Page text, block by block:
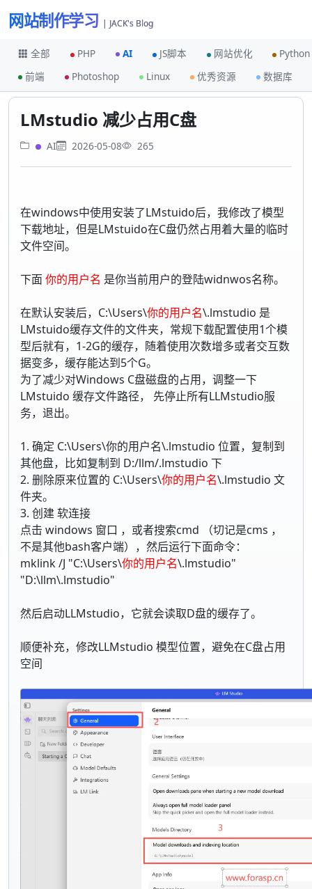
网站制作学习 | JACK's Blog
全部 PHP AI JS脚本 网站优化
Python
前端
Photoshop Linux 优秀资源 数据库
首页 LMstudio 减少占用C盘
LMstudio 减少占用C盘
AI 2026-05-08 265
在windows中使用安装了LMstuido后，我修改了模型
下载地址，但是LMstuido在C盘仍然占用着大量的临时
文件空间。
下面你的用户名 是你当前用户的登陆widnwos名称。
在默认安装后，C:\Users\你的用户名\.lmstudio 是
LMstuido缓存文件的文件夹，常规下载配置使用1个模
型后就有，1-2G的缓存，随着使用次数增多或者交互数
据变多，缓存能达到5个G。
为了减少对Windows C盘磁盘的占用，调整一下
LMstuido 缓存文件路径， 先停止所有LLMstudio服
务，退出。
1. 确定 C:\Users\你的用户名\.lmstudio 位置，复制到
其他盘，比如复制到 D:/llm/.lmstudio 下
2. 删除原来位置的 C:\Users\你的用户名\.lmstudio 文
件夹。
3. 创建 软连接
点击 windows 窗口 ，或者搜索cmd （切记是cms ，
不是其他bash客户端），然后运行下面命令：
mklink /J "C:\Users\你的用户名\.lmstudio"
"D:\llm\.lmstudio"
然后启动LLMstudio，它就会读取D盘的缓存了。
顺便补充，修改LLMstudio 模型位置，避免在C盘占用
空间